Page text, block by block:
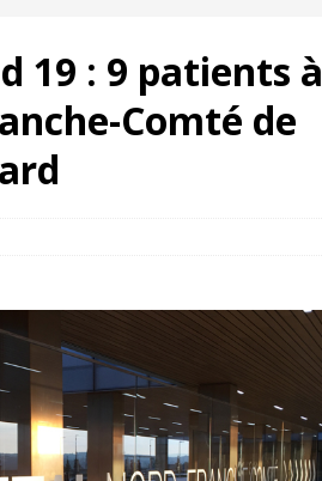
19 : 9 patients à
Comté de